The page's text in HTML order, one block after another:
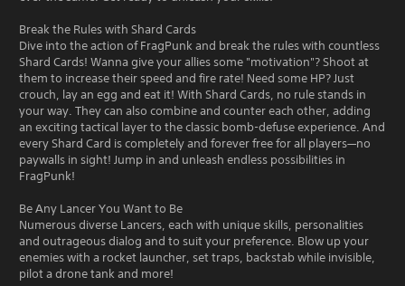
Break the Rules with Shard Cards
Dive into the action of FragPunk and break the rules with countless
Shard Cards! Wanna give your allies some "motivation"? Shoot at
them to increase their speed and fire rate! Need some HP? Just
crouch, lay an egg and eat it! With Shard Cards, no rule stands in
your way. They can also combine and counter each other, adding
an exciting tactical layer to the classic bomb-defuse experience. And
every Shard Card is completely and forever free for all players—no
paywalls in sight! Jump in and unleash endless possibilities in
FragPunk!
Be Any Lancer You Want to Be
Numerous diverse Lancers, each with unique skills, personalities
and outrageous dialog and to suit your preference. Blow up your
enemies with a rocket launcher, set traps, backstab while invisible,
pilot a drone tank and more!